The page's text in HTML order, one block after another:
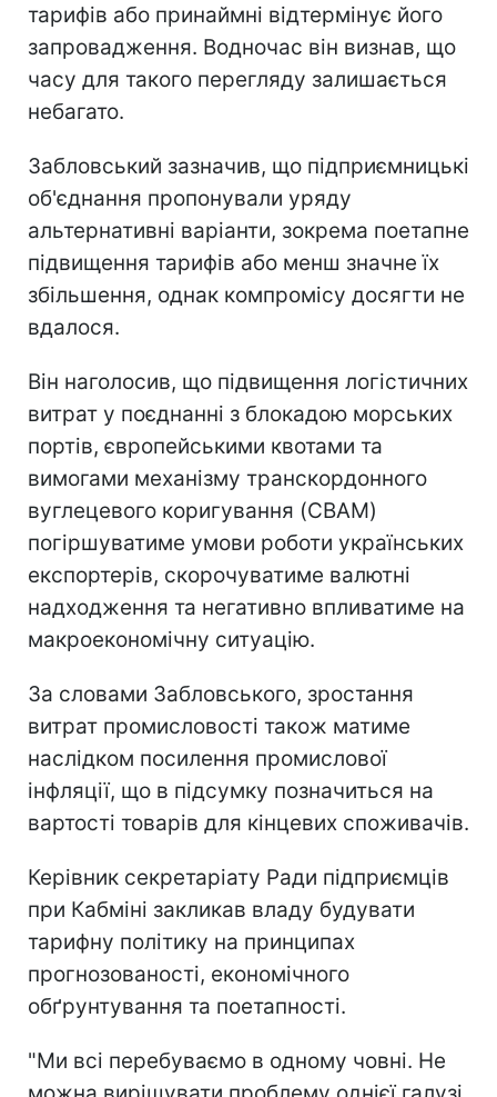
тарифів або принаймні відтермінує його
запровадження. Водночас він визнав, що
часу для такого перегляду залишається
небагато.
Забловський зазначив, що підприємницькі
об'єднання пропонували уряду
альтернативні варіанти, зокрема поетапне
підвищення тарифів або менш значне їх
збільшення, однак компромісу досягти не
вдалося.
Він наголосив, що підвищення логістичних
витрат у поєднанні з блокадою морських
портів, європейськими квотами та
вимогами механізму транскордонного
вуглецевого коригування (CBAM)
погіршуватиме умови роботи українських
експортерів, скорочуватиме валютні
надходження та негативно впливатиме на
макроекономічну ситуацію.
За словами Забловського, зростання
витрат промисловості також матиме
наслідком посилення промислової
інфляції, що в підсумку позначиться на
вартості товарів для кінцевих споживачів.
Керівник секретаріату Ради підприємців
при Кабміні закликав владу будувати
тарифну політику на принципах
прогнозованості, економічного
обґрунтування та поетапності.
"Ми всі перебуваємо в одному човні. Не